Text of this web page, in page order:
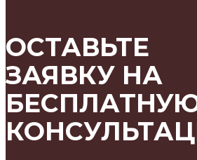
ОСТАВЬТЕ
ЗАЯВКУ НА